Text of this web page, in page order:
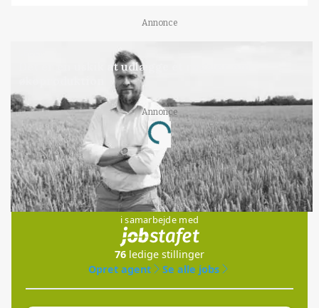
Annonce
Det er en uskik at udlægge et røgslør om
Annonce
Loading...
Jobs
i samarbejde med
76 ledige stillinger
Opret agent
Se alle jobs